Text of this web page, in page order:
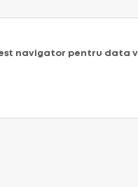
navigator pentru data